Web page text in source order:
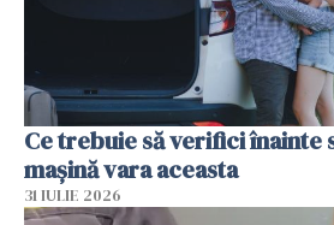
Ce trebuie să verifici înainte
mașină vara aceasta
31 IULIE 2026